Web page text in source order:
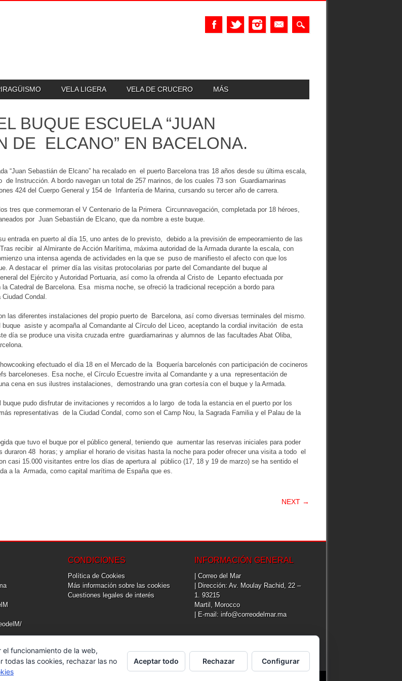
VELA LIGERA VELA DE CRUCERO MÁS
BUQUE ESCUELA “JUAN
DE ELCANO” EN BACELONA.
“Juan Sebastián de Elcano” ha recalado en el puerto Barcelona tras 18 años desde su última escala,
de Instrucción. A bordo navegan un total de 257 marinos, de los cuales 73 son Guardiamarinas
424 del Cuerpo General y 154 de Infantería de Marina, cursando su tercer año de carrera.
tres que conmemoran el V Centenario de la Primera Circunnavegación, completada por 18 héroes,
por Juan Sebastián de Elcano, que da nombre a este buque.
entrada en puerto al día 15, uno antes de lo previsto, debido a la previsión de empeoramiento de las
recibir al Almirante de Acción Marítima, máxima autoridad de la Armada durante la escala, con
una intensa agenda de actividades en la que se puso de manifiesto el afecto con que los
A destacar el primer día las visitas protocolarias por parte del Comandante del buque al
del Ejército y Autoridad Portuaria, así como la ofrenda al Cristo de Lepanto efectuada por
la Catedral de Barcelona. Esa misma noche, se ofreció la tradicional recepción a bordo para
Condal.
las diferentes instalaciones del propio puerto de Barcelona, así como diversas terminales del mismo.
buque asiste y acompaña al Comandante al Círculo del Liceo, aceptando la cordial invitación de esta
día se produce una visita cruzada entre guardiamarinas y alumnos de las facultades Abat Oliba,
efectuado el día 18 en el Mercado de la Boquería barcelonés con participación de cocineros
barceloneses. Esa noche, el Círculo Ecuestre invita al Comandante y a una representación de
cena en sus ilustres instalaciones, demostrando una gran cortesía con el buque y la Armada.
buque pudo disfrutar de invitaciones y recorridos a lo largo de toda la estancia en el puerto por los
representativas de la Ciudad Condal, como son el Camp Nou, la Sagrada Familia y el Palau de la
que tuvo el buque por el público general, teniendo que aumentar las reservas iniciales para poder
duraron 48 horas; y ampliar el horario de visitas hasta la noche para poder ofrecer una visita a todo el
casi 15.000 visitantes entre los días de apertura al público (17, 18 y 19 de marzo) se ha sentido el
a la Armada, como capital marítima de España que es.
NEXT →
CONDICIONES
Política de Cookies
Más información sobre las cookies
Cuestiones legales de interés
INFORMACIÓN GENERAL
| Correo del Mar
| Dirección: Av. Moulay Rachid, 22 –
1. 93215
Martil, Morocco
| E-mail: info@correodelmar.ma
funcionamiento de la web,
todas las cookies, rechazar las no
Aceptar todo Rechazar Configurar